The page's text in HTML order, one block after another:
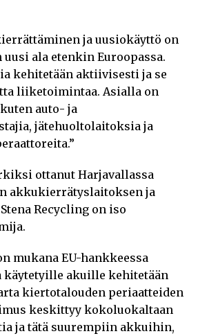
ja uusiokäyttö on
ala etenkin Euroopassa.
kehitetään aktiivisesti ja se
liiketoimintaa. Asialla on
auto- ja
jätehuoltolaitoksia ja
ottanut Harjavallassa
akkukierrätyslaitoksen ja
Recycling on iso
mukana EU-hankkeessa
käytetyille akuille kehitetään
kiertotalouden periaatteiden
keskittyy kokoluokaltaan
ja tätä suurempiin akkuihin,